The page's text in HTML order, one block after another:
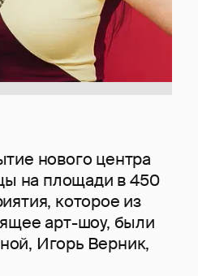
нового центра
на площади в 450
которое из
арт-шоу, были
Игорь Верник,